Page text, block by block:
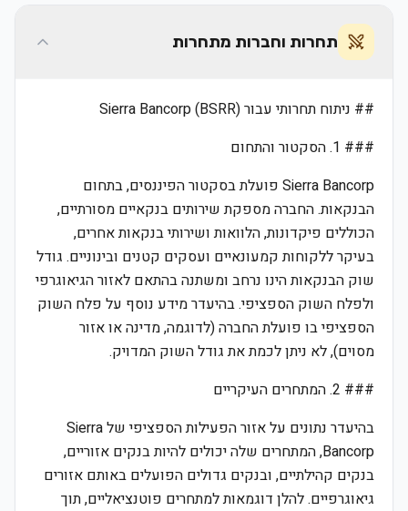
תחרות וחברות מתחרות
## ניתוח תחרותי עבור Sierra Bancorp (BSRR)
### 1. הסקטור והתחום
Sierra Bancorp פועלת בסקטור הפיננסים, בתחום
הבנקאות. החברה מספקת שירותים בנקאיים מסורתיים,
הכוללים פיקדונות, הלוואות ושירותי בנקאות אחרים,
בעיקר ללקוחות קמעונאיים ועסקים קטנים ובינוניים. גודל
שוק הבנקאות הינו נרחב ומשתנה בהתאם לאזור הגיאוגרפי
ולפלח השוק הספציפי. בהיעדר מידע נוסף על פלח השוק
הספציפי בו פועלת החברה (לדוגמה, מדינה או אזור
מסוים), לא ניתן לכמת את גודל השוק המדויק.
### 2. המתחרים העיקריים
בהיעדר נתונים על אזור הפעילות הספציפי של Sierra
Bancorp, המתחרים שלה יכולים להיות בנקים אזוריים,
בנקים קהילתיים, ובנקים גדולים הפועלים באותם אזורים
גיאוגרפיים. להלן דוגמאות למתחרים פוטנציאליים, תוך